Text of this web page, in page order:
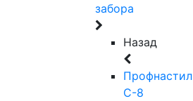
забора
Назад
Профнастил
С-8